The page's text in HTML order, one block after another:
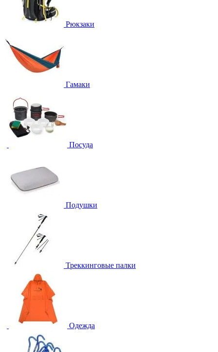
Рюкзаки
Гамаки
Посуда
Подушки
Треккинговые палки
Одежда